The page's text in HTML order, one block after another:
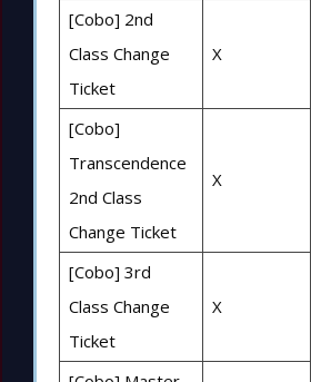
[Cobo] 2nd
Class Change
Ticket
X
[Cobo]
Transcendence
2nd Class
Change Ticket
X
[Cobo] 3rd
Class Change
Ticket
X